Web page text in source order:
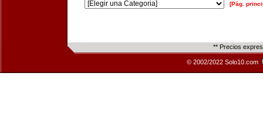
[Pág.
** Precios
© 2002/2022 Solo10.com